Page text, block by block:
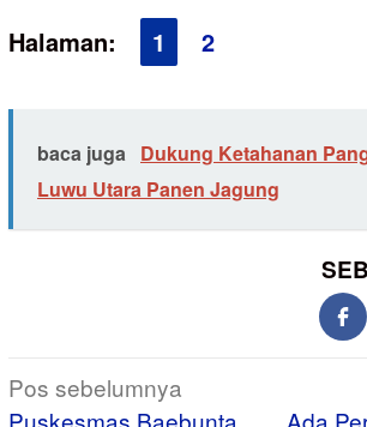
Halaman:
1 2
baca juga Dukung Ketahanan
Luwu Utara Panen Jagung
Navigasi
Pos sebelumnya
Puskesmas Baebunta
Ada